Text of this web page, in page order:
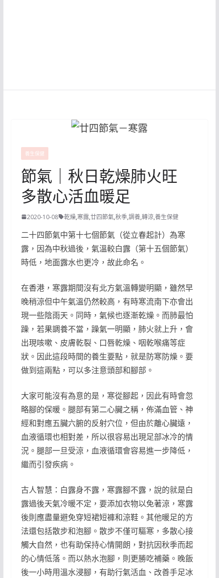
養生保健
節氣｜秋日乾燥肺火旺
多散心活血暖足
2020-10-08 乾燥,寒露,廿四節氣,秋季,調養,轉涼,養生保健
二十四節氣中第十七個節氣（從立春起計）為寒
露，因為中秋過後，氣溫較白露（第十五個節氣）
時低，地面露水也更冷，故此命名。
在香港，寒露期間沒有北方氣溫轉變明顯，雖然早
晚稍涼但中午氣溫仍然較高，有時寒流南下亦會出
現一些陰雨天。同時，氣候也逐漸乾燥。而肺最怕
躁，若果調養不當，躁氣一明顯，肺火就上升，會
出現咳嗽、皮膚乾裂、口唇乾燥、咽乾喉痛等症
狀。因此這段時間的養生要點，就是防寒防燥。要
做到這兩點，可以多注意頭部和腳部。
大家可能沒有為意的是，寒從腳起，因此有時會忽
略腳的保暖。腿部有第二心臟之稱，佈滿血管、神
經和對應五臟六腑的反射穴位，但由於離心臟遠，
血液循環也相對差，所以很容易出現足部冰冷的情
況。腿部一旦受涼，血液循環會容易進一步降低，
繼而引發疾病。
古人智慧：白露身不露，寒露腳不露，說的就是白
露過後天氣冷暖不定，要添加衣物以免著涼，寒露
後則應盡量避免穿短裙短褲和涼鞋。其他暖足的方
法還包括散步和泡腳。散步不僅可驅寒，多散心接
觸大自然，也有助保持心情開朗，對抗因秋季而起
的心情低落。而以熱水泡腳，則更勝吃補藥。晚飯
後一小時用溫水浸腳，有助行氣活血、改善手足冰